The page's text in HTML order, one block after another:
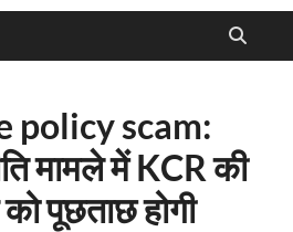
policy scam:
मामले में KCR की
पूछताछ होगी